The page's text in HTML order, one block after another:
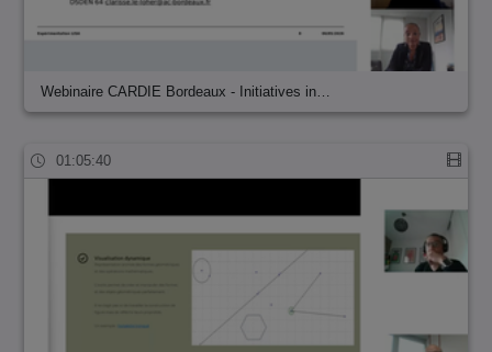
Webinaire CARDIE Bordeaux - Initiatives in…
01:05:40